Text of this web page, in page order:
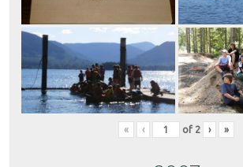
« ‹ of 2 › »